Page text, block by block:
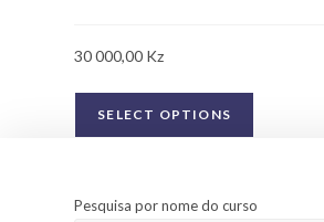
30 000,00 Kz
SELECT OPTIONS
Pesquisa por nome do curso